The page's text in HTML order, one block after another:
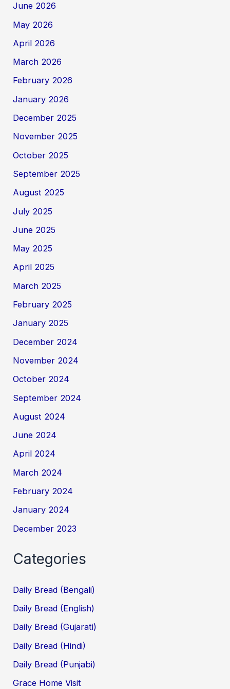
June 2026
May 2026
April 2026
March 2026
February 2026
January 2026
December 2025
November 2025
October 2025
September 2025
August 2025
July 2025
June 2025
May 2025
April 2025
March 2025
February 2025
January 2025
December 2024
November 2024
October 2024
September 2024
August 2024
June 2024
April 2024
March 2024
February 2024
January 2024
December 2023
Categories
Daily Bread (Bengali)
Daily Bread (English)
Daily Bread (Gujarati)
Daily Bread (Hindi)
Daily Bread (Punjabi)
Grace Home Visit